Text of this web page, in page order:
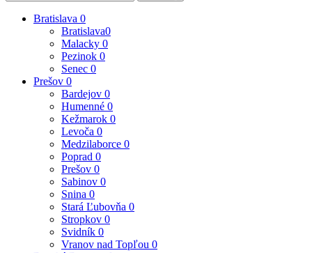
Bratislava 0
Bratislava0
Malacky 0
Pezinok 0
Senec 0
Prešov 0
Bardejov 0
Humenné 0
Kežmarok 0
Levoča 0
Medzilaborce 0
Poprad 0
Prešov 0
Sabinov 0
Snina 0
Stará Ľubovňa 0
Stropkov 0
Svidník 0
Vranov nad Topľou 0